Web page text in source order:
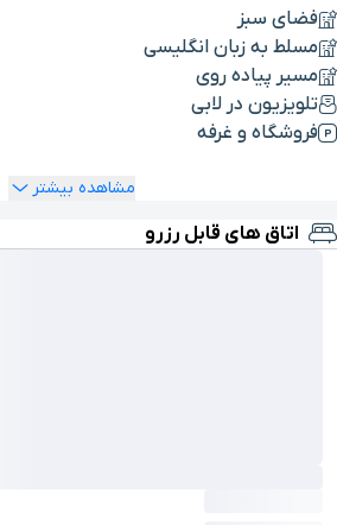
فضای سبز
مسلط به زبان انگلیسی
مسیر پیاده روی
تلویزیون در لابی
فروشگاه و غرفه
مشاهده بیشتر
اتاق های قابل رزرو